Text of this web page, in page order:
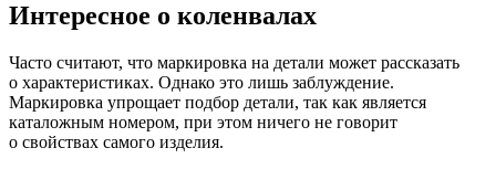
Интересное о коленвалах
Часто считают, что маркировка на детали может рассказать
о характеристиках. Однако это лишь заблуждение.
Маркировка упрощает подбор детали, так как является
каталожным номером, при этом ничего не говорит
о свойствах самого изделия.